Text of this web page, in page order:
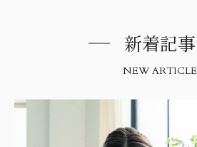
新着記事
NEW ARTICLE